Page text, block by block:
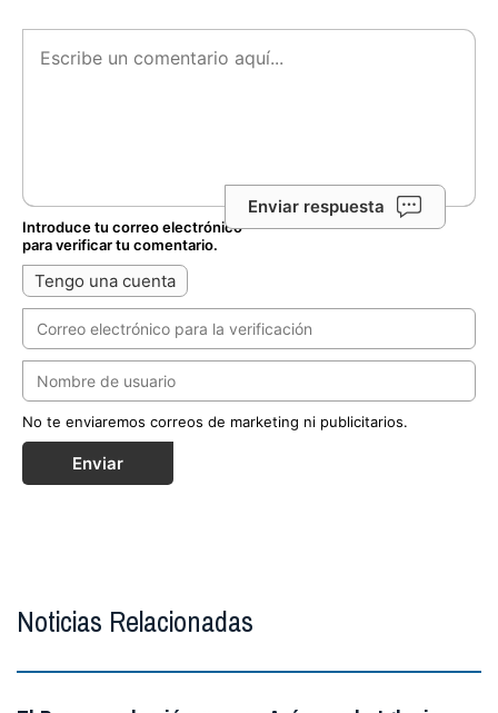
Enviar respuesta
Introduce tu correo electrónico
para verificar tu comentario.
Tengo una cuenta
No te enviaremos correos de marketing ni publicitarios.
Enviar
Noticias Relacionadas